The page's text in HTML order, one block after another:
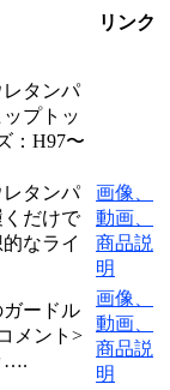
リンク
タンパ
プトッ
：H97〜
タンパ
だけで
なライ
画像、
動画、
商品説
明
ードル
メント>
….
画像、
動画、
商品説
明